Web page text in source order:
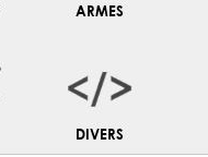
ARMES
DIVERS